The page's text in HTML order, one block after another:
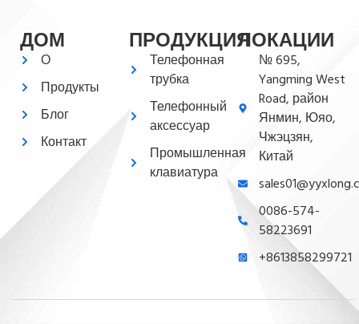
ДОМ
О
Продукты
Блог
Контакт
ПРОДУКЦИЯ
Телефонная
трубка
Телефонный
аксессуар
Промышленная
клавиатура
ЛОКАЦИИ
№ 695,
Yangming West
Road, район
Янмин, Юяо,
Чжэцзян,
Китай
0086-574-
58223691
+8613858299721